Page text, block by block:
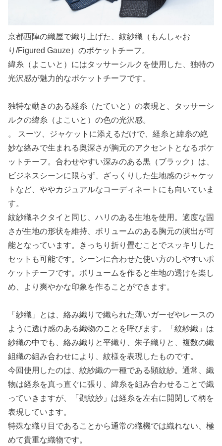
京都西陣の織屋で織り上げた、紋紗織（もんしゃお
り/Figured Gauze）のポケットチーフ。
緯糸（よこいと）にはタッサーシルクを使用した、独特の
光沢感が魅力的なポケットチーフです。
独特な動きのある経糸（たていと）の表現と、タッサーシ
ルクの緯糸（よこいと）の色の光沢感。
。 スーツ、ジャケットに添えるだけで、経糸と緯糸の絶
妙な絡みで生まれる奥深さが胸元のアクセントとなるポケ
ットチーフ。合わせやすい深みのある黒（ブラック）は、
ビジネスシーンに限らず、ざっくりした生地感のジャケッ
トなど、ややカジュアルなコーディネートにも向いていま
す。
紋紗織ネクタイと同じ、ハリのある生地を使用。適度な固
さが生地の形状を維持、ボリュームのある胸元の演出が可
能となっています。きっちり折り畳むことでスッキリした
セットも可能です。シーンに合わせた使い方のしやすいポ
ケットチーフです。ボリュームを作ると生地の透けを楽し
め、より爽やかな印象を作ることができます。
「紗織」とは、絡み織りで織られた薄いガーゼやレースの
ように透け感のある織物のことを呼びます。「紋紗織」は
紗織の中でも、絡み織りと平織り、朱子織りと、複数の織
組織の組み合わせにより、紋様を表現したものです。
今回使用したのは、紋紗織の一種である顕紋紗。通常、織
物は経糸を真っ直ぐに張り、緯糸を組み合わせることで織
っていきますが、「顕紋紗」は経糸を左右に開閉して柄を
表現しています。
特殊な織り目であることから通常の織機では織れない、極
めて貴重な織物です。